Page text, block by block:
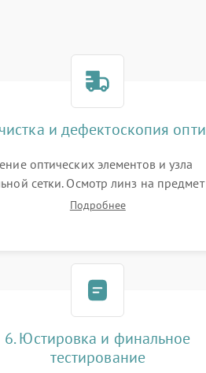
и дефектоскопия
оптических элементов и узла
сетки. Осмотр линз на предмет
просветляющего покрытия
Подробнее
6. Юстировка и финальное
тестирование